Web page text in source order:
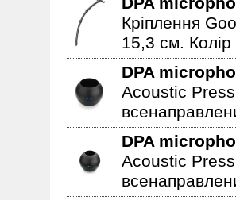
Кріплення
15,3 см.
DPA
Acoustic
DPA
Acoustic